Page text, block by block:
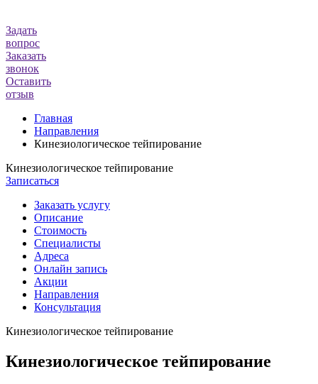
Задать
вопрос
Заказать
звонок
Оставить
отзыв
Главная
Направления
Кинезиологическое тейпирование
Кинезиологическое тейпирование
Записаться
Заказать услугу
Описание
Стоимость
Специалисты
Адреса
Онлайн запись
Акции
Направления
Консультация
Кинезиологическое тейпирование
Кинезиологическое тейпирование